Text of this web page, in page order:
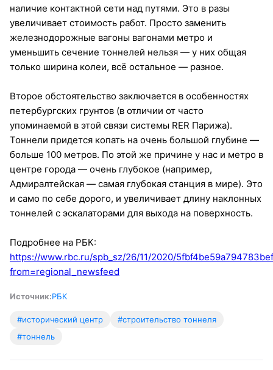
наличие контактной сети над путями. Это в разы
увеличивает стоимость работ. Просто заменить
железнодорожные вагоны вагонами метро и
уменьшить сечение тоннелей нельзя — у них общая
только ширина колеи, всё остальное — разное.
Второе обстоятельство заключается в особенностях
петербургских грунтов (в отличии от часто
упоминаемой в этой связи системы RER Парижа).
Тоннели придется копать на очень большой глубине —
больше 100 метров. По этой же причине у нас и метро в
центре города — очень глубокое (например,
Адмиралтейская — самая глубокая станция в мире). Это
и само по себе дорого, и увеличивает длину наклонных
тоннелей с эскалаторами для выхода на поверхность.
Подробнее на РБК:
https://www.rbc.ru/spb_sz/26/11/2020/
from=regional_newsfeed
Источник:РБК
#исторический центр
#строительство тоннеля
#тоннель